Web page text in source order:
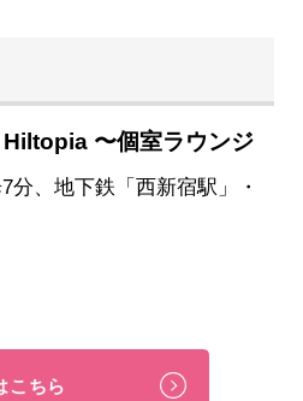
〜個室ラウンジ
分、地下鉄「西新宿駅」・
こちら